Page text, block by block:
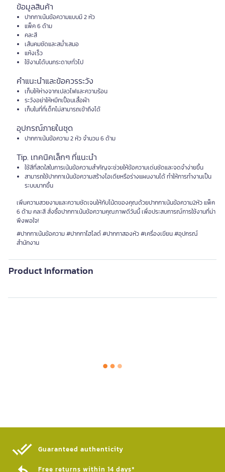
ข้อมูลสินค้า
ปากกาเน้นข้อความแบบมี 2 หัว
แพ็ค 6 ด้าม
คละสี
เส้นคมชัดและสม่ำเสมอ
แห้งเร็ว
ใช้งานได้บนกระดาษทั่วไป
คำแนะนำและข้อควรระวัง
เก็บให้ห่างจากเปลวไฟและความร้อน
ระวังอย่าให้หมึกเปื้อนเสื้อผ้า
เก็บในที่ที่เด็กไม่สามารถเข้าถึงได้
อุปกรณ์ภายในชุด
ปากกาเน้นข้อความ 2 หัว จำนวน 6 ด้าม
Tip. เทคนิคเล็กๆ ที่แนะนำ
ใช้สีที่สดใสในการเน้นข้อความสำคัญจะช่วยให้ข้อความเด่นชัดและจดจำง่ายขึ้น
สามารถใช้ปากกาเน้นข้อความสร้างไอเดียหรือร่างแผนงานได้ ทำให้การทำงานเป็น
ระบบมากขึ้น
เพิ่มความสวยงามและความชัดเจนให้กับโน้ตของคุณด้วยปากกาเน้นข้อความ2หัว แพ็ค
6 ด้าม คละสี สั่งซื้อปากกาเน้นข้อความคุณภาพดีวันนี้ เพื่อประสบการณ์การใช้งานที่น่า
พึงพอใจ!
#ปากกาเน้นข้อความ #ปากกาไฮไลต์ #ปากกาสองหัว #เครื่องเขียน #อุปกรณ์
สำนักงาน
Product Information
Guaranteed authenticity​
Free returns within 14 days*